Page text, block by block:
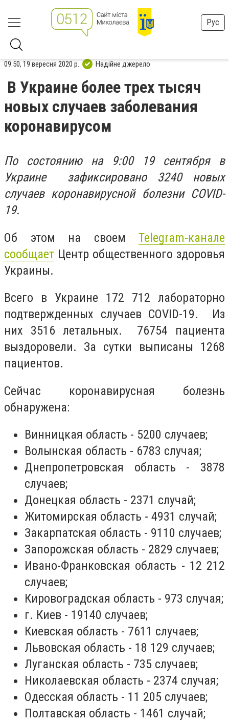
Рус
09:50, 19 вересня 2020 р. Надійне джерело
В Украине более трех тысяч
новых случаев заболевания
коронавирусом
По состоянию на 9:00 19 сентября в
Украине зафиксировано 3240новых
случаев коронавирусной болезни COVID-
19.
Об этом на своем Telegram-канале
сообщает Центр общественного здоровья
Украины.
Всего в Украине 172 712 лабораторно
подтвержденных случаев COVID-19. Из
них 3516 летальных. 76754 пациента
выздоровели. За сутки выписаны 1268
пациентов.
Сейчас коронавирусная болезнь
обнаружена:
Винницкая область - 5200 случаев;
Волынская область - 6783 случая;
Днепропетровская область - 3878
случаев;
Донецкая область - 2371 случай;
Житомирская область - 4931 случай;
Закарпатская область - 9110 случаев;
Запорожская область - 2829 случаев;
Ивано-Франковская область - 12 212
случаев;
Кировоградская область - 973 случая;
г. Киев - 19140 случаев;
Киевская область - 7611 случаев;
Львовская область - 18 129 случаев;
Луганская область - 735 случаев;
Николаевская область - 2374 случая;
Одесская область - 11 205 случаев;
Полтавская область - 1461 случай;